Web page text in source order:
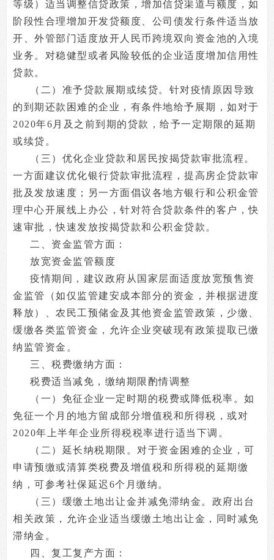
等级）适当调整信贷政策，增加信贷渠道与额度，如
阶段性合理增加开发贷额度、公司债发行条件适当放
开、外管部门适度放开人民币跨境双向资金池的入境
业务。对稳健型或者风险较低的企业适度增加信用性
贷款。
（二）准予贷款展期或续贷。针对疫情原因导致
的到期还款困难的企业，有条件地给予展期，如对于
2020年6月及之前到期的贷款，给予一定期限的延期
或续贷。
（三）优化企业贷款和居民按揭贷款审批流程。
一方面建议优化银行贷款审批流程，提高房企贷款审
批及发放速度；另一方面倡议各地方银行和公积金管
理中心开展线上办公，针对符合贷款条件的客户，快
速审批，快速发放按揭贷款和公积金贷款。
二、资金监管方面：
放宽资金监管额度
疫情期间，建议政府从国家层面适度放宽预售资
金监管（如仅监管建安成本部分的资金，并根据进度
释放）、农民工预储金及其他资金监管政策，少缴、
缓缴各类监管资金，允许企业突破现有政策提取已缴
纳监管资金。
三、税费缴纳方面：
税费适当减免，缴纳期限酌情调整
（一）免征企业一定时期的税费或降低税率。如
免征一个月的地方留成部分增值税和所得税，或对
2020年上半年企业所得税税率进行适当下调。
（二）延长纳税期限。对于资金困难的企业，可
申请预缴或清算类税费及增值税和所得税的延期缴
纳，可参考社保延迟6个月缴纳。
（三）缓缴土地出让金并减免滞纳金。政府出台
相关政策，允许企业适当缓缴土地出让金，同时减免
滞纳金。
四、复工复产方面：